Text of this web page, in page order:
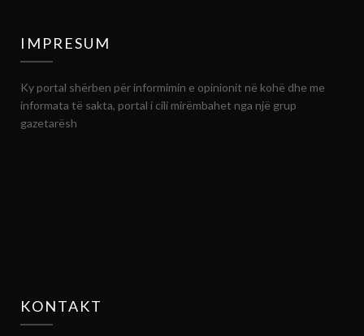
IMPRESUM
Ky portal shërben për informimin e opinionit në kohë dhe me
informata të sakta, portal i cili mirëmbahet nga një grup
gazetarësh
KONTAKT